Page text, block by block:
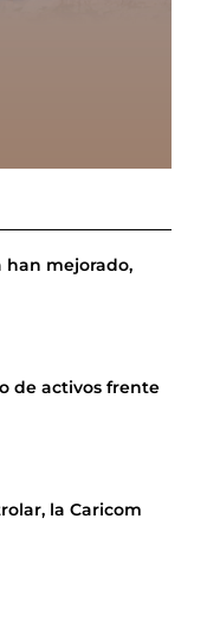
han mejorado,
de activos frente
la Caricom